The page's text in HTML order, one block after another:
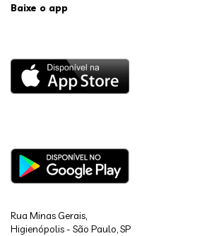
Baixe o app
Rua Minas Gerais,
Higienópolis - São Paulo, SP